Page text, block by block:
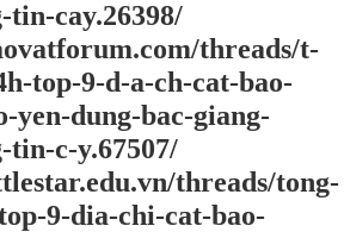
tin-cay.26398/
threads/t-
top-9-d-a-ch-cat-bao-
yen-dung-bac-giang-
tin-c-y.67507/
threads/tong-
9-dia-chi-cat-bao-